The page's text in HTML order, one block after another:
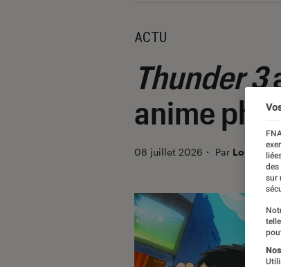
ACTU
Thunder 3
anime
08 juillet 2026 ・ Par Louise
des
sur